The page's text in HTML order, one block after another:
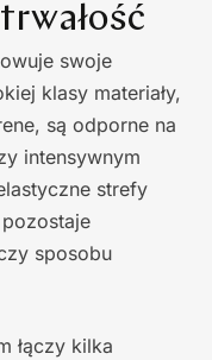
swoje
klasy materiały,
są odporne na
intensywnym
strefy
sposobu
łączy kilka